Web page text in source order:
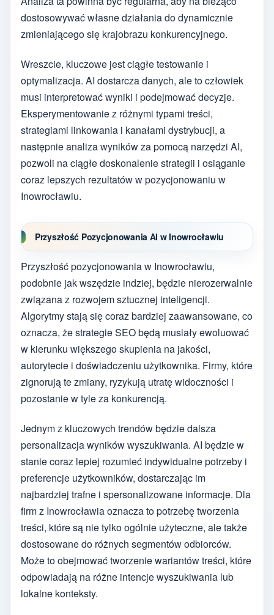
dostosowywać własne działania do dynamicznie
zmieniającego się krajobrazu konkurencyjnego.
Wreszcie, kluczowe jest ciągłe testowanie i
optymalizacja. AI dostarcza danych, ale to człowiek
musi interpretować wyniki i podejmować decyzje.
Eksperymentowanie z różnymi typami treści,
strategiami linkowania i kanałami dystrybucji, a
następnie analiza wyników za pomocą narzędzi AI,
pozwoli na ciągłe doskonalenie strategii i osiąganie
coraz lepszych rezultatów w pozycjonowaniu w
Inowrocławiu.
Przyszłość Pozycjonowania AI w Inowrocławiu
Przyszłość pozycjonowania w Inowrocławiu,
podobnie jak wszędzie indziej, będzie nierozerwalnie
związana z rozwojem sztucznej inteligencji.
Algorytmy stają się coraz bardziej zaawansowane, co
oznacza, że strategie SEO będą musiały ewoluować
w kierunku większego skupienia na jakości,
autorytecie i doświadczeniu użytkownika. Firmy, które
zignorują te zmiany, ryzykują utratę widoczności i
pozostanie w tyle za konkurencją.
Jednym z kluczowych trendów będzie dalsza
personalizacja wyników wyszukiwania. AI będzie w
stanie coraz lepiej rozumieć indywidualne potrzeby i
preferencje użytkowników, dostarczając im
najbardziej trafne i spersonalizowane informacje. Dla
firm z Inowrocławia oznacza to potrzebę tworzenia
treści, które są nie tylko ogólnie użyteczne, ale także
dostosowane do różnych segmentów odbiorców.
Może to obejmować tworzenie wariantów treści, które
odpowiadają na różne intencje wyszukiwania lub
lokalne konteksty.